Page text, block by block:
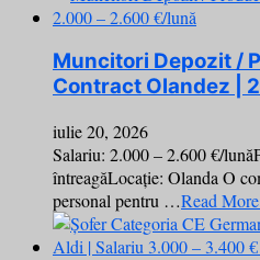
Muncitori Depozit /
Contract Olandez |
iulie 20, 2026
Salariu: 2.000 – 2.600 €/
întreagăLocație: Olanda O
personal pentru …Read